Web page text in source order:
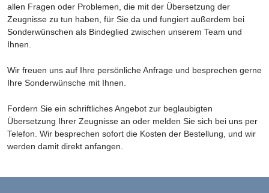
allen Fragen oder Problemen, die mit der Übersetzung der
Zeugnisse zu tun haben, für Sie da und fungiert außerdem bei
Sonderwünschen als Bindeglied zwischen unserem Team und
Ihnen.
Wir freuen uns auf Ihre persönliche Anfrage und besprechen gerne
Ihre Sonderwünsche mit Ihnen.
Fordern Sie ein schriftliches Angebot zur beglaubigten
Übersetzung Ihrer Zeugnisse an oder melden Sie sich bei uns per
Telefon. Wir besprechen sofort die Kosten der Bestellung, und wir
werden damit direkt anfangen.